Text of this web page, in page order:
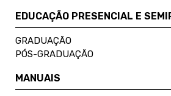
EDUCAÇÃO PRESENCIAL E
GRADUAÇÃO
PÓS-GRADUAÇÃO
MANUAIS